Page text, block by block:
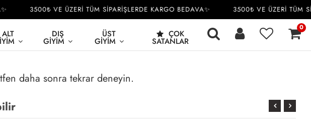
3500₺ VE ÜZERİ TÜM SİPARİŞLERDE KARGO BEDAVA✨ 3500₺ VE ÜZERİ TÜM
ALT DIŞ
GIYIM
ÜST
GIYIM
ÇOK
SATANLAR
0
daha sonra tekrar deneyin.